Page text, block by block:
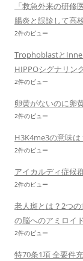
「救急外来の研修
腸炎と誤診して高
2件のビュー
Trophoblastと
HIPPOシグナリン
2件のビュー
卵黄がないのに卵
2件のビュー
H3K4me3の意味は
2件のビュー
アイカルディ症候
2件のビュー
老人斑とは？2つ
の脳へのアミロイ
2件のビュー
特70条1項 全要件